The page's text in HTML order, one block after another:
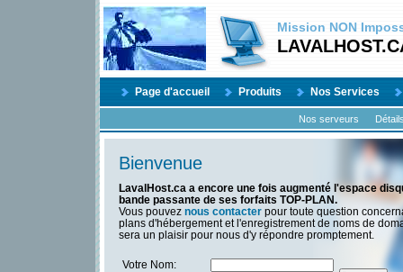
Mission NON
Page d'accueil Produits Nos Services
Nos serveurs
Bienvenue
LavalHost.ca a encore une fois augmenté l'espace
bande passante de ses forfaits TOP-PLAN.
Vous pouvez nous contacter pour toute question
plans d'hébergement et l'enregistrement de noms de
sera un plaisir pour nous d'y répondre promptement.
Votre Nom: